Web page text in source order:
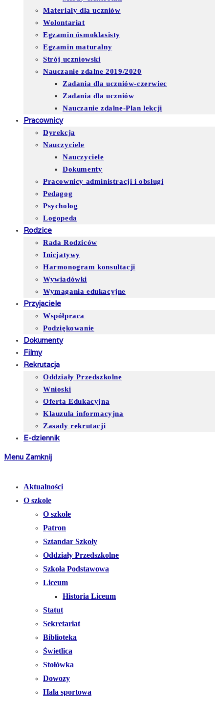
Materiały dla uczniów
Wolontariat
Egzamin ósmoklasisty
Egzamin maturalny
Strój uczniowski
Nauczanie zdalne 2019/2020
Zadania dla uczniów-czerwiec
Zadania dla uczniów
Nauczanie zdalne-Plan lekcji
Pracownicy
Dyrekcja
Nauczyciele
Nauczyciele
Dokumenty
Pracownicy administracji i obsługi
Pedagog
Psycholog
Logopeda
Rodzice
Rada Rodziców
Inicjatywy
Harmonogram konsultacji
Wywiadówki
Wymagania edukacyjne
Przyjaciele
Współpraca
Podziękowanie
Dokumenty
Filmy
Rekrutacja
Oddziały Przedszkolne
Wnioski
Oferta Edukacyjna
Klauzula informacyjna
Zasady rekrutacji
E-dziennik
Menu Zamknij
Aktualności
O szkole
O szkole
Patron
Sztandar Szkoły
Oddziały Przedszkolne
Szkoła Podstawowa
Liceum
Historia Liceum
Statut
Sekretariat
Biblioteka
Świetlica
Stołówka
Dowozy
Hala sportowa